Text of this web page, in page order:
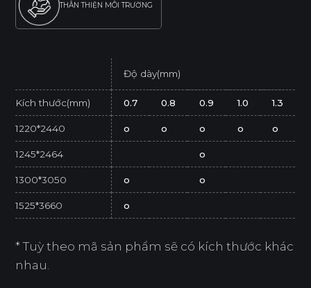
THÂN THIỆN MÔI TRƯỜNG
Độ dày(mm)
Kích thước(mm) 0.7 0.8 0.9 1.0 1.3
1220*2440 o o o o o
1245*2464 o
1300*3050 o o
1525*3660 o
* Tuỳ theo mã sản phẩm sẽ có kích thước khác
nhau.